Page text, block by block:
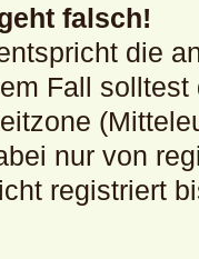
falsch!
die
Fall solltest
nur von
registriert